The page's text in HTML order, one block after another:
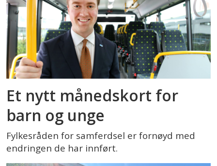
Et nytt månedskort for
barn og unge
Fylkesråden for samferdsel er fornøyd med
endringen de har innført.